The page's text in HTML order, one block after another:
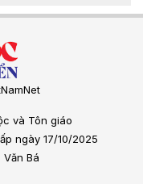
và Tôn giáo
ngày 17/10/2025
Bá